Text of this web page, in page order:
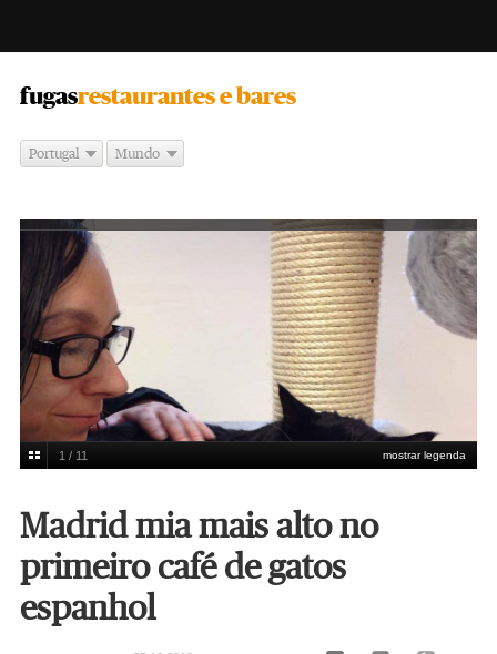
fugas -
restaurantes e bares
Portugal Mundo
DR/Gatoteca
mostrar legenda
1 / 11
Madrid mia mais alto no
primeiro café de gatos
espanhol